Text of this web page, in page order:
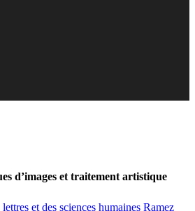
d’images et traitement artistique
et des sciences humaines Ramez